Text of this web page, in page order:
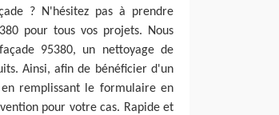
? N'hésitez pas à prendre
pour tous vos projets. Nous
95380, un nettoyage de
Ainsi, afin de bénéficier d'un
remplissant le formulaire en
pour votre cas. Rapide et